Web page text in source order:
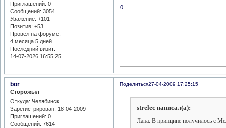
Приглашений: 0
Сообщений: 3054
Уважение: +101
Позитив: +53
Провел на форуме:
4 месяца 5 дней
Последний визит:
14-07-2026 16:55:25
0
Поделиться27-04-2009 17:25:15
bor
Сторожыл
Откуда: Челябинск
Зарегистрирован: 18-04-2009
Приглашений: 0
Сообщений: 7614
strelec написал(а):
Лана. В принципе получилось с